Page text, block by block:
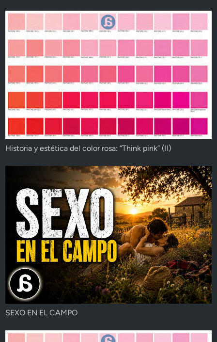
Historia y estética del color rosa: “Think pink” (II)
SEXO EN EL CAMPO